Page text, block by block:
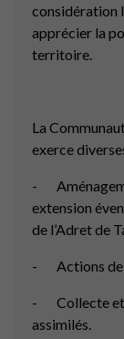
considération
apprécier la
territoire.
La
exerce
-
extension
de l’Adret de
- Actions de
- Collecte et
assimilés.